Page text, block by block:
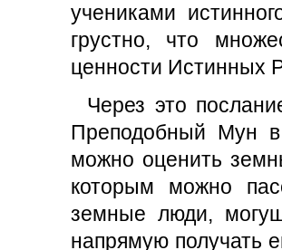
учениками
грустно, что
ценности Истинных
Через это
Преподобный Мун
можно оценить
которым можно
земные люди,
напрямую получать